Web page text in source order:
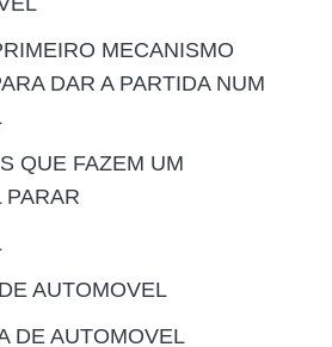
MECANISMO
DAR A PARTIDA NUM
QUE FAZEM UM
PARAR
AUTOMOVEL
DE AUTOMOVEL